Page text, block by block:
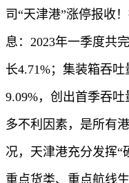
司“天津港”涨停报收
息：2023年一季度共
长4.71%；集装箱吞
9.09%，创出首季吞
多不利因素，是所有
况，天津港充分发挥“
重点货类、重点航线